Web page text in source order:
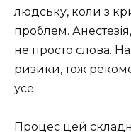
людську, коли з
проблем.
не просто слова.
ризики, тож
усе.
Процес цей